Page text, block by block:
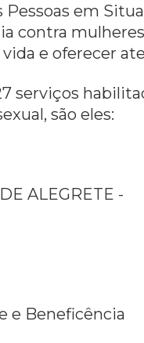
Pessoas em
contra
e oferecer
serviços
são eles:
ALEGRETE -
e Beneficência